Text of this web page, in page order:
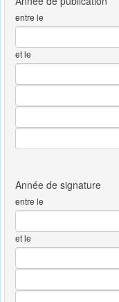
entre le
et le
entre le
et le